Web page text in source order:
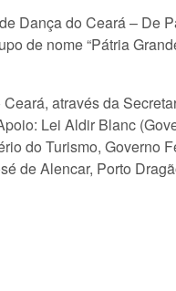
Dança do Ceará – De
de nome “Pátria
através da
Lei Aldir Blanc
do Turismo, Governo
de Alencar, Porto